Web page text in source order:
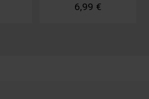
6,99 €